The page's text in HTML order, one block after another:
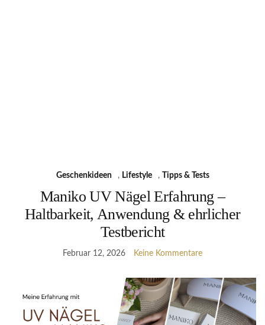
Geschenkideen , Lifestyle , Tipps & Tests
Maniko UV Nägel Erfahrung –
Haltbarkeit, Anwendung & ehrlicher
Testbericht
Februar 12, 2026 Keine Kommentare